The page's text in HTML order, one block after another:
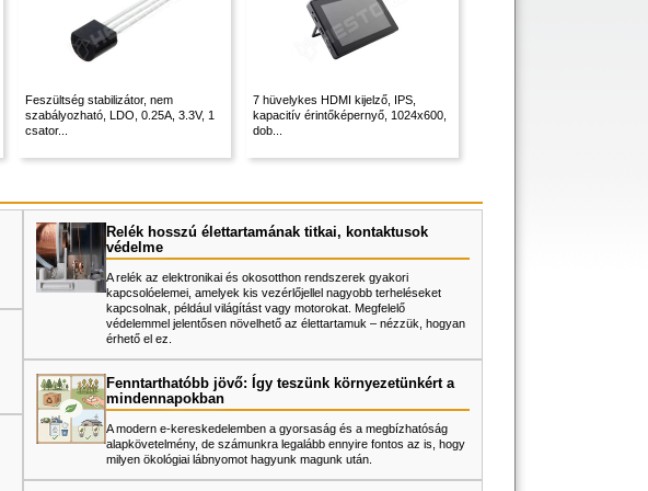
Feszültség stabilizátor, nem
szabályozható, LDO, 0.25A, 3.3V, 1
csator...
7 hüvelykes HDMI kijelző, IPS,
kapacitív érintőképernyő, 1024x600,
dob...
Relék hosszú élettartamának titkai, kontaktusok
védelme
A relék az elektronikai és okosotthon rendszerek gyakori
kapcsolóelemei, amelyek kis vezérlőjellel nagyobb terheléseket
kapcsolnak, például világítást vagy motorokat. Megfelelő
védelemmel jelentősen növelhető az élettartamuk – nézzük, hogyan
érhető el ez.
Fenntarthatóbb jövő: Így teszünk környezetünkért a
mindennapokban
A modern e-kereskedelemben a gyorsaság és a megbízhatóság
alapkövetelmény, de számunkra legalább ennyire fontos az is, hogy
milyen ökológiai lábnyomot hagyunk magunk után.